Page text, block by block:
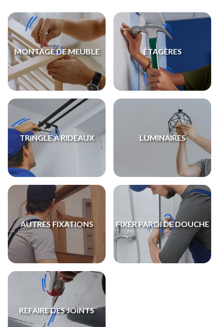
MONTAGE DE MEUBLE ÉTAGÈRES
TRINGLE À RIDEAUX LUMINAIRES
AUTRES FIXATIONS FIXER PAROI DE DOUCHE
REFAIRE DES JOINTS